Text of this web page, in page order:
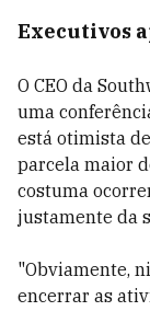
Executivos
O CEO da
uma
está otimista
parcela maior
costuma
justamente da
"Obviamente,
encerrar as